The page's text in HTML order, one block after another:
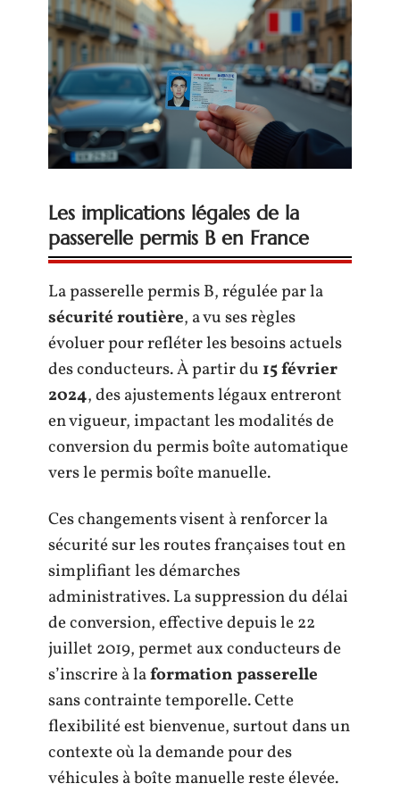
Les implications légales de la
passerelle permis B en France
La passerelle permis B, régulée par la
sécurité routière, a vu ses règles
évoluer pour refléter les besoins actuels
des conducteurs. À partir du 15 février
2024, des ajustements légaux entreront
en vigueur, impactant les modalités de
conversion du permis boîte automatique
vers le permis boîte manuelle.
Ces changements visent à renforcer la
sécurité sur les routes françaises tout en
simplifiant les démarches
administratives. La suppression du délai
de conversion, effective depuis le 22
juillet 2019, permet aux conducteurs de
s’inscrire à laformation passerelle
sans contrainte temporelle. Cette
flexibilité est bienvenue, surtout dans un
contexte où la demande pour des
véhicules à boîte manuelle reste élevée.